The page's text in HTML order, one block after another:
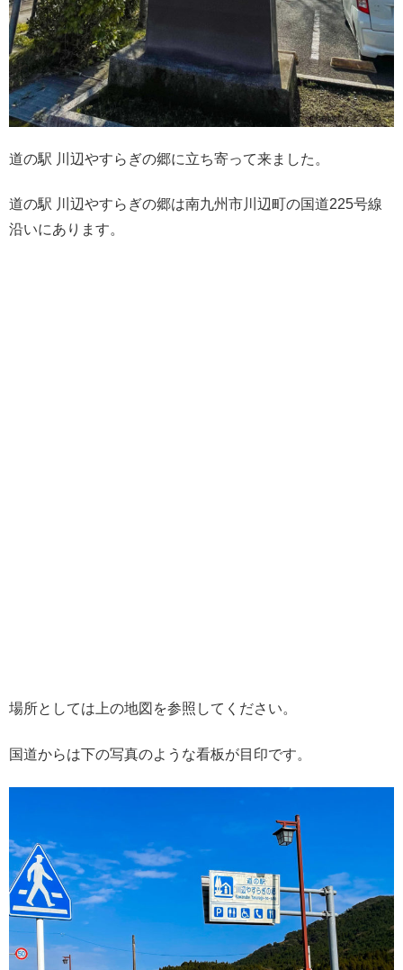
道の駅 川辺やすらぎの郷に立ち寄って来ました。
道の駅 川辺やすらぎの郷は南九州市川辺町の国道225号線
沿いにあります。
場所としては上の地図を参照してください。
国道からは下の写真のような看板が目印です。